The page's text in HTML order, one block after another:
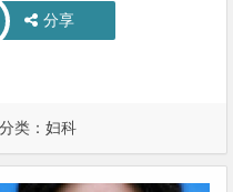
分享
类：妇科